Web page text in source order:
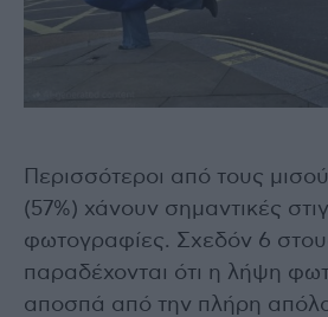
Περισσότεροι από τους
(57%) χάνουν σημαντικές
φωτογραφίες. Σχεδόν 6
παραδέχονται ότι η λήψη
αποσπά από την πλήρη